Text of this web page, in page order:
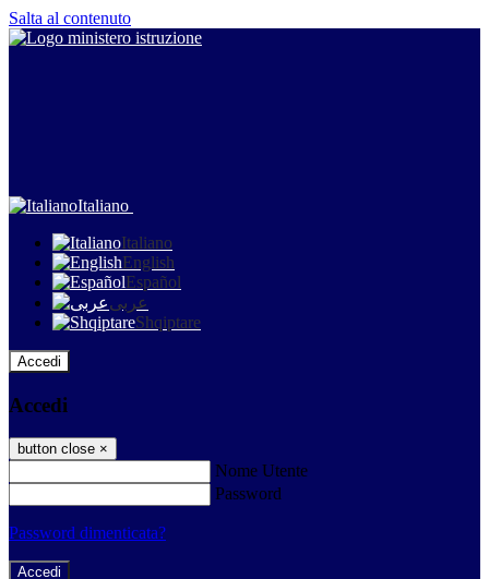
Salta al contenuto
Italiano
Italiano
English
Español
عربى
Shqiptare
Accedi
Accedi
button close ×
Nome Utente
Password
Password dimenticata?